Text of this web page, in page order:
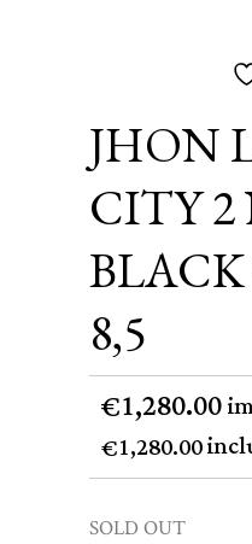
JHON
CITY 2
8,5
€1,280.00
€1,280.00
SOLD OUT